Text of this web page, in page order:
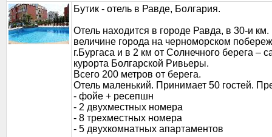
Бутик - отель в Равде, Болгария.
Отель находится в городе Равда, в 30-и км.
величине города на черноморском
г.Бургаса и в 2 км от Солнечного берега –
курорта Болгарской Ривьеры.
Всего 200 метров от берега.
Отель маленький. Принимает 50 гостей.
- фойе + ресепшн
- 2 двухместных номера
- 8 трехместных номера
- 5 двухкомнатных апартаментов